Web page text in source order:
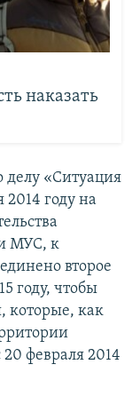
наказать
делу «Ситуация
году на
МУС, к
второе
году, чтобы
которые, как
февраля 2014